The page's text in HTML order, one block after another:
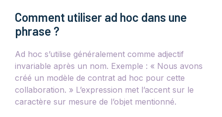
Comment utiliser ad hoc dans une
phrase ?
Ad hoc s’utilise généralement comme adjectif
invariable après un nom. Exemple : « Nous avons
créé un modèle de contrat ad hoc pour cette
collaboration. » L’expression met l’accent sur le
caractère sur mesure de l’objet mentionné.